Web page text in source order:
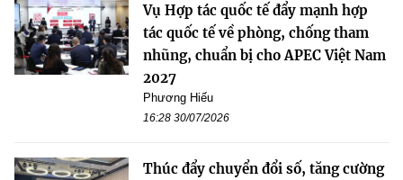
Vụ Hợp tác quốc tế đẩy mạnh hợp
tác quốc tế về phòng, chống tham
nhũng, chuẩn bị cho APEC Việt Nam
2027
Phương Hiếu
16:28 30/07/2026
Thúc đẩy chuyển đổi số, tăng cường